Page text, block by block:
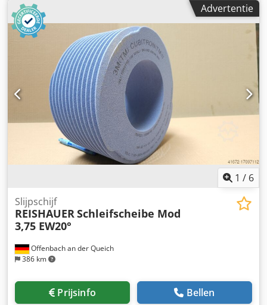
4GG van 3M -Profileren volgens specificatiemodule m,
spoed gg, drukhoek EW Voordelen: - Het risico op
brandwonden door slijpen is bijna nul - Tot 50% kortere
slijptijden - 2 keer minder aankleed inspanning -
Verdubbel de levensduur van slijpschijven - Continue
consistente slijpprestaties - Aanzienlijk hogere
slijpparameters dan standaardgereedschappen
Codsuayrpepfx Ah Djha !! ALS NIEUW!!
Advertentie
1 / 6
Offenbach an der Queich
386 km
Slijpschijf
REISHAUERSchleifscheibe Mod
3,75 EW20°
Prijsinfo Bellen